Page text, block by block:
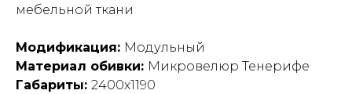
мебельной ткани
Модификация: Модульный
Материал обивки: Микровелюр Тенерифе
Габариты: 2400х1190